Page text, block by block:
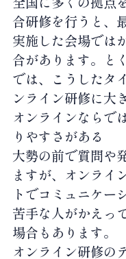
合研修を行うと、
実施した会場では
合があります。と
では、こうしたタ
ンライン研修に大
オンラインならで
りやすさがある
大勢の前で質問や
ますが、オンライ
トでコミュニケー
苦手な人がかえっ
場合もあります。
オンライン研修の